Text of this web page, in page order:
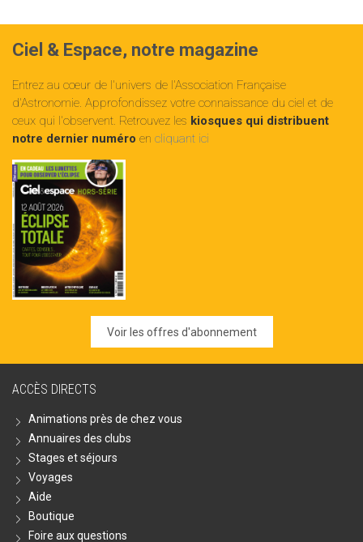
Ciel & Espace, notre magazine
Entrez au cœur de l'univers de l'Association Française
d'Astronomie. Approfondissez votre connaissance du ciel et de
ceux qui l'observent. Retrouvez les kiosques qui distribuent
notre dernier numéro en cliquant ici
Voir les offres d'abonnement
ACCÈS DIRECTS
Animations près de chez vous
Annuaires des clubs
Stages et séjours
Voyages
Aide
Boutique
Foire aux questions